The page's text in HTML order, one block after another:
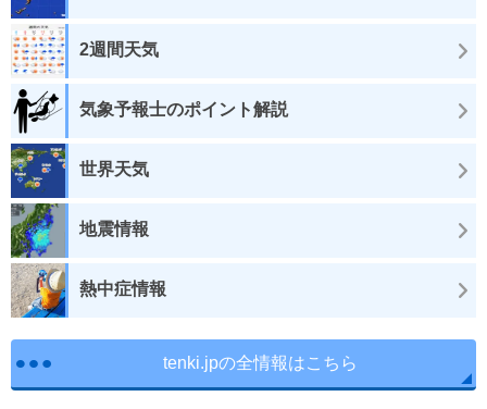
2週間天気
気象予報士のポイント解説
世界天気
地震情報
熱中症情報
tenki.jpの全情報はこちら